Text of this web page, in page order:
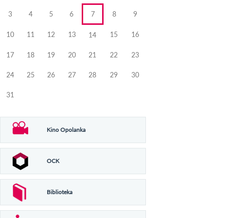
3 4 5 6 7 8 9
10 11 12 13 14 15 16
17 18 19 20 21 22 23
24 25 26 27 28 29 30
31
Kino Opolanka
OCK
Biblioteka